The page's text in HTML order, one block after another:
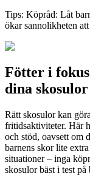
Tips: Köpråd: Låt
ökar sannolikheten
Fötter i
dina
Rätt skosulor kan
fritidsaktiviteter. Här
och stöd, oavsett om
barnens skor lite
situationer – inga
skosulor bäst i test på